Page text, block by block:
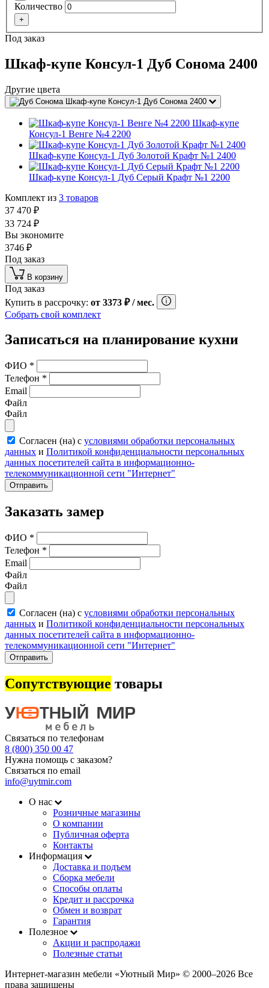
Количество
+
Под заказ
Шкаф-купе Консул-1 Дуб Сонома 2400
Другие цвета
Шкаф-купе Консул-1 Дуб Сонома 2400
Шкаф-купе
Консул-1 Венге №4 2200
Шкаф-купе Консул-1 Дуб Золотой Крафт №1 2400
Шкаф-купе Консул-1 Дуб Серый Крафт №1 2200
Комплект из 3 товаров
37 470 ₽
33 724 ₽
Вы экономите
3746 ₽
Под заказ
В корзину
Под заказ
Купить в рассрочку: от 3373 ₽/ мес.
Собрать свой комплект
Записаться на планирование кухни
ФИО *
Телефон *
Email
Файл
Файл
Согласен (на) с условиями обработки персональных
данных и Политикой конфиденциальности персональных
данных посетителей сайта в информационно-
телекоммуникационной сети "Интернет"
Отправить
Заказать замер
ФИО *
Телефон *
Email
Файл
Файл
Согласен (на) с условиями обработки персональных
данных и Политикой конфиденциальности персональных
данных посетителей сайта в информационно-
телекоммуникационной сети "Интернет"
Отправить
Сопутствующие товары
Связаться по телефонам
8 (800) 350 00 47
Нужна помощь с заказом?
Связаться по email
info@uytmir.com
О нас
Розничные магазины
О компании
Публичная оферта
Контакты
Информация
Доставка и подъем
Сборка мебели
Способы оплаты
Кредит и рассрочка
Обмен и возврат
Гарантия
Полезное
Акции и распродажи
Полезные статьи
Интернет-магазин мебели «Уютный Мир» © 2000‒2026 Все
права защищены